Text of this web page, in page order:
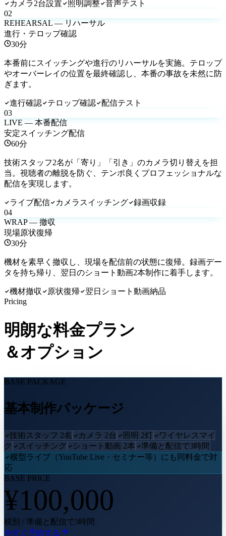
カメラ2台設置 照明調整
音声テスト
02
REHEARSAL — リハーサル
進行・テロップ確認
30分
本番前にスイッチングや進行のリハーサルを実施。テロップ
やオーバーレイの位置を最終確認し、本番の事故を未然に防
ぎます。
進行確認 テロップ確認
配信テスト
03
LIVE — 本番配信
安定スイッチング配信
60分
技術スタッフ2名が「寄り」「引き」のカメラ切り替えを担
当。視聴者の離脱を防ぐ、テンポ良くプロフェッショナルな
配信を実現します。
ライブ配信 カメラスイッチング
録画収録
04
WRAP — 撤収
現場原状復帰
30分
機材を素早く撤収し、現場を配信前の状態に復帰。録画デー
タを持ち帰り、翌日のショート動画2本制作に着手します。
機材撤収 原状復帰
翌日ショート動画納品
Pricing
明朗な料金プラン
＆オプション
BASE PACKAGE
基本制作パッケージ
技術スタッフ 2名 カメラ 2台 照明 2灯
ワイヤレスマイ
ク
スイッチング ショート動画 2本
準備と配信で3時間
横型ライブ（YouTube Live・セミナー等）にも同料金で対
応
BASE PRICE
¥100,000
税別 / 準備と配信で3時間
今すぐ予約する